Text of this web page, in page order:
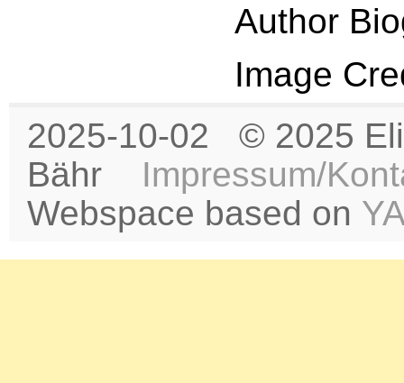
Author
Image
2025-10-02 © 2025
Bähr Impressum/
Webspace based on